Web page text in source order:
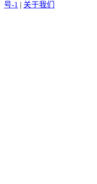
号-1 | 关于我们